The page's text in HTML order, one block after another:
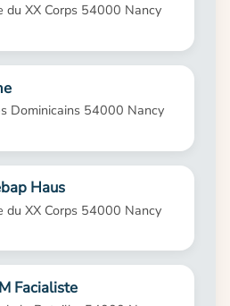
du XX Corps 54000 Nancy
Dominicains 54000 Nancy
Haus
du XX Corps 54000 Nancy
Facialiste